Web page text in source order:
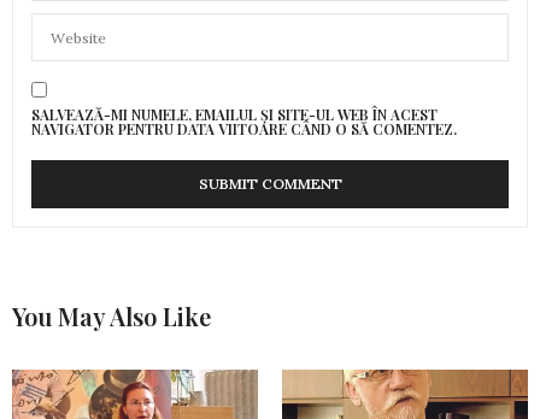
SALVEAZĂ-MI NUMELE, EMAILUL ȘI SITE-UL WEB ÎN ACEST
NAVIGATOR PENTRU DATA VIITOARE CÂND O SĂ COMENTEZ.
You May Also Like